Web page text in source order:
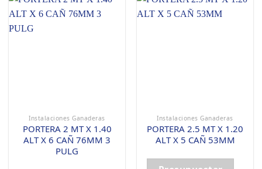
Instalaciones Ganaderas
PORTERA 2 MT X 1.40
ALT X 6 CAÑ 76MM 3
PULG
Instalaciones Ganaderas
PORTERA 2.5 MT X 1.20
ALT X 5 CAÑ 53MM